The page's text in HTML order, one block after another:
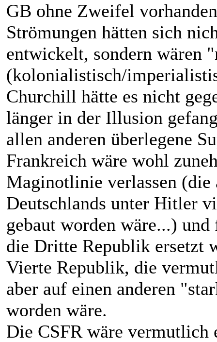
GB ohne Zweifel
Strömungen hätten sich
entwickelt, sondern wären
(kolonialistisch/
Churchill hätte es nicht
länger in der Illusion
allen anderen überlegene
Frankreich wäre wohl
Maginotlinie verlassen (die
Deutschlands unter Hitler
gebaut worden wäre...)
die Dritte Republik ersetzt
Vierte Republik, die
aber auf einen anderen
worden wäre.
Die CSFR wäre vermutlich